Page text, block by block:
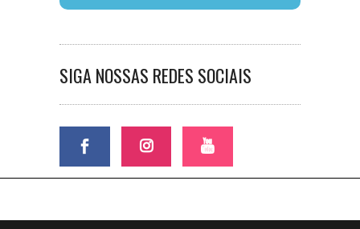
SIGA NOSSAS REDES SOCIAIS